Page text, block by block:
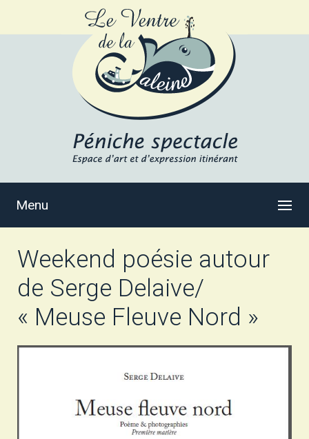
Menu
Weekend poésie autour
de Serge Delaive/
« Meuse Fleuve Nord »